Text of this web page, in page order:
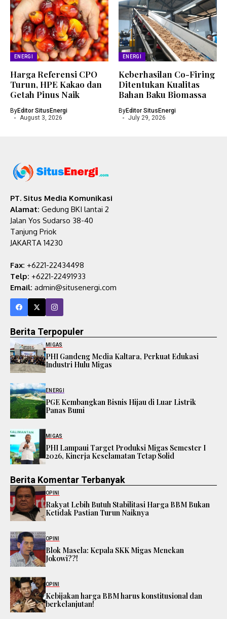
ENERGI
Harga Referensi CPO
Turun, HPE Kakao dan
Getah Pinus Naik
ByEditor SitusEnergi
August 3, 2026
ENERGI
Keberhasilan Co-Firing
Ditentukan Kualitas
Bahan Baku Biomassa
ByEditor SitusEnergi
July 29, 2026
PT. Situs Media Komunikasi
Alamat: Gedung BKI lantai 2
Jalan Yos Sudarso 38-40
Tanjung Priok
JAKARTA 14230
Fax: +6221-22434498
Telp: +6221-22491933
Email: admin@situsenergi.com
Berita Terpopuler
MIGAS
PHI Gandeng Media Kaltara, Perkuat Edukasi
Industri Hulu Migas
ENERGI
PGE Kembangkan Bisnis Hijau di Luar Listrik
Panas Bumi
MIGAS
PHI Lampaui Target Produksi Migas Semester I
2026, Kinerja Keselamatan Tetap Solid
Berita Komentar Terbanyak
OPINI
Rakyat Lebih Butuh Stabilitasi Harga BBM Bukan
Ketidak Pastian Turun Naiknya
OPINI
Blok Masela: Kepala SKK Migas Menekan
Jokowi??!
OPINI
Kebijakan harga BBM harus konstitusional dan
berkelanjutan!